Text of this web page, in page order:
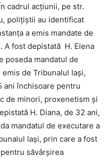
cadrul acţiunii, pe str.
poliţiştii au identificat
a emis mandate de
A fost depistată H. Elena
poseda mandatul de
de Tribunalul Iaşi,
ani închisoare pentru
de minori, proxenetism şi
H. Diana, de 32 ani,
mandatul de executare a
Iaşi, prin care a fost
săvârşirea